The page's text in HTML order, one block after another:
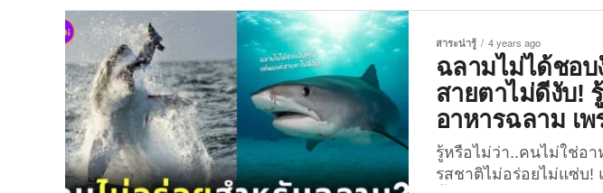
แทบขาดกันไม่ได้ เพรา
แต่หากกินเผ็ดมากเกิน
เป็นโรคสมองเสื่อมแล้ว
กลิ่นตัวแรง” จนพัดลมยั
ก็เพราะ “อาหารรสเผ็ด”
สาระน่ารู้ 4 years ago
ฉลามไม่ได้ชอ
สายตาไม่ดีงับ!
อาหารฉลาม เ
รู้หรือไม่ว่า..คนไม่ใช่อา
รสชาติไม่อร่อยไม่แซ่บ